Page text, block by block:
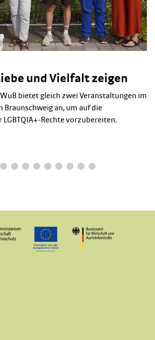
und Vielfalt zeigen
bietet gleich zwei Veranstaltungen im
Braunschweig an, um auf die
Rechte vorzubereiten.